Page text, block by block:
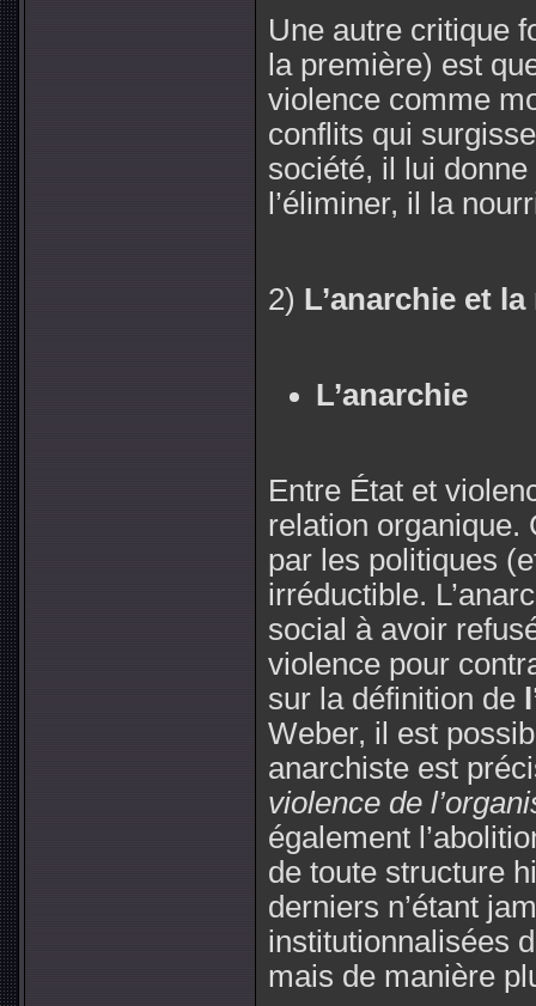
Une autre critique
la première) est
violence comme
conflits qui
société, il lui
l’éliminer, il la
2) L’anarchie et
L’anarchie
Entre État et
relation organique.
par les politiques
irréductible.
social à avoir
violence pour
sur la définition de
Weber, il est
anarchiste est
violence de
également
de toute structure
derniers n’étant
institutionnalisées
mais de manière